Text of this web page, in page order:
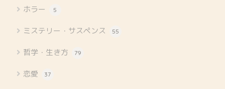
ホラー 5
ミステリー・サスペンス 55
哲学・生き方 79
恋愛 37